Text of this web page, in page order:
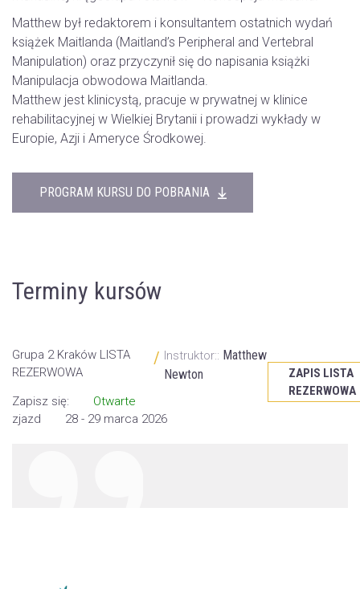
Matthew był redaktorem i konsultantem ostatnich wydań
książek Maitlanda (Maitland’s Peripheral and Vertebral
Manipulation) oraz przyczynił się do napisania książki
Manipulacja obwodowa Maitlanda.
Matthew jest klinicystą, pracuje w prywatnej w klinice
rehabilitacyjnej w Wielkiej Brytanii i prowadzi wykłady w
Europie, Azji i Ameryce Środkowej.
PROGRAM KURSU DO POBRANIA
Terminy kursów
Grupa 2 Kraków LISTA
REZERWOWA
/ Instruktor:: Matthew
Newton
Zapisz się:
Otwarte
zjazd
28 - 29 marca 2026
ZAPIS LISTA
REZERWOWA